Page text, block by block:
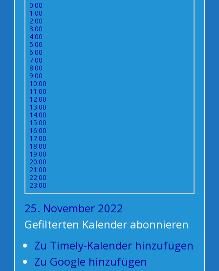
0:00
1:00
2:00
3:00
4:00
5:00
6:00
7:00
8:00
9:00
10:00
11:00
12:00
13:00
14:00
15:00
16:00
17:00
18:00
19:00
20:00
21:00
22:00
23:00
25. November 2022
Gefilterten Kalender abonnieren
Zu Timely-Kalender hinzufügen
Zu Google hinzufügen